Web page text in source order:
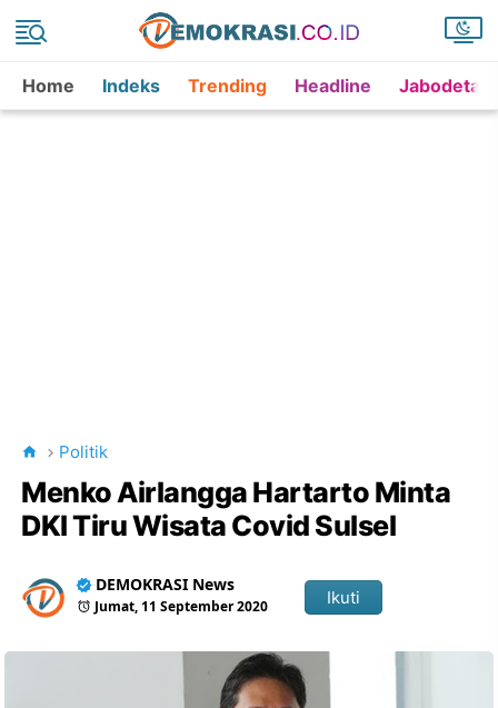
Home Indeks Trending Headline
Politik
Menko Airlangga Hartarto Minta
DKI Tiru Wisata Covid Sulsel
DEMOKRASI News
Jumat, 11 September 2020 Ikuti